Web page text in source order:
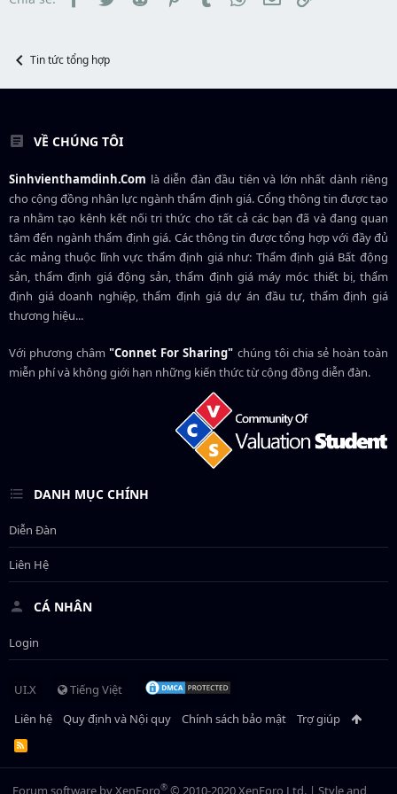
r
Tin tức tổng hợp
VỀ CHÚNG TÔI
Sinhvienthamdinh.Com là diễn đàn đầu tiên và lớn nhất dành riêng
cho cộng đồng nhân lực ngànhthẩm định giá. Cổng thông tin được tạo
ra nhằm tạo kênh kết nối tri thức cho tất cả các bạn đã và đang quan
tâm đến ngành thẩm định giá. Các thông tin được tổng hợp với đầy đủ
các mảng thuộc lĩnh vực thẩm định giá như: Thẩm định giá Bất động
sản, thẩm định giá động sản, thẩm định giá máy móc thiết bị, thẩm
định giá doanh nghiệp, thẩm định giá dự án đầu tư, thẩm định giá
thương hiệu...
Với phương châm"Connet For Sharing" chúng tôi chia sẻ hoàn toàn
miễn phí và không giới hạn những kiến thức từ cộng đồng diễn đàn.
DANH MỤC CHÍNH
Diễn Đàn
Liên Hệ
CÁ NHÂN
Login
UI.X
Tiếng Việt
Liên hệ
Quy định và Nội quy Chính sách bảo mật Trợ giúp
R
S
S
Forum software by XenForo® © 2010-2020 XenForo Ltd. | Style and